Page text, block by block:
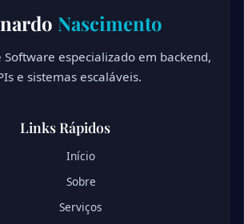
Nascimento
Software especializado em backend,
e sistemas escaláveis.
Links Rápidos
Início
Sobre
Serviços